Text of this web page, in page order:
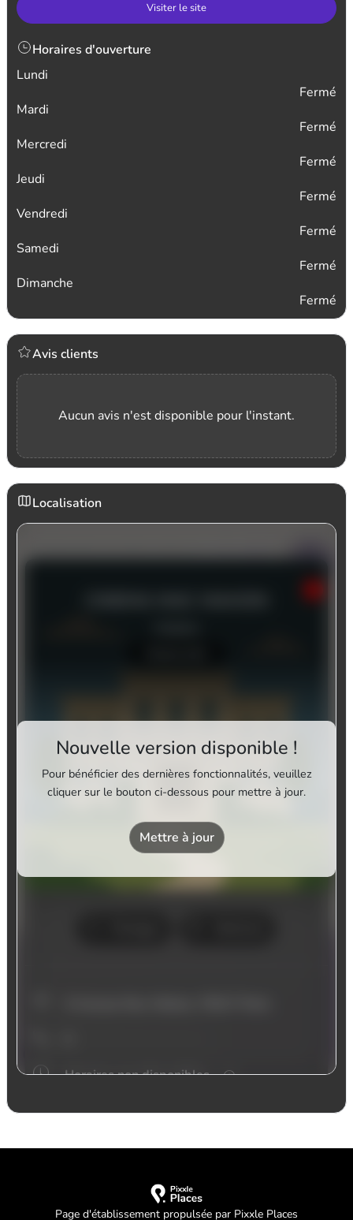
Visiter le site
Horaires d'ouverture
Lundi
Fermé
Mardi
Fermé
Mercredi
Fermé
Jeudi
Fermé
Vendredi
Fermé
Samedi
Fermé
Dimanche
Fermé
Avis clients
Aucun avis n'est disponible pour l'instant.
Localisation
Page d'établissement propulsée par Pixxle Places